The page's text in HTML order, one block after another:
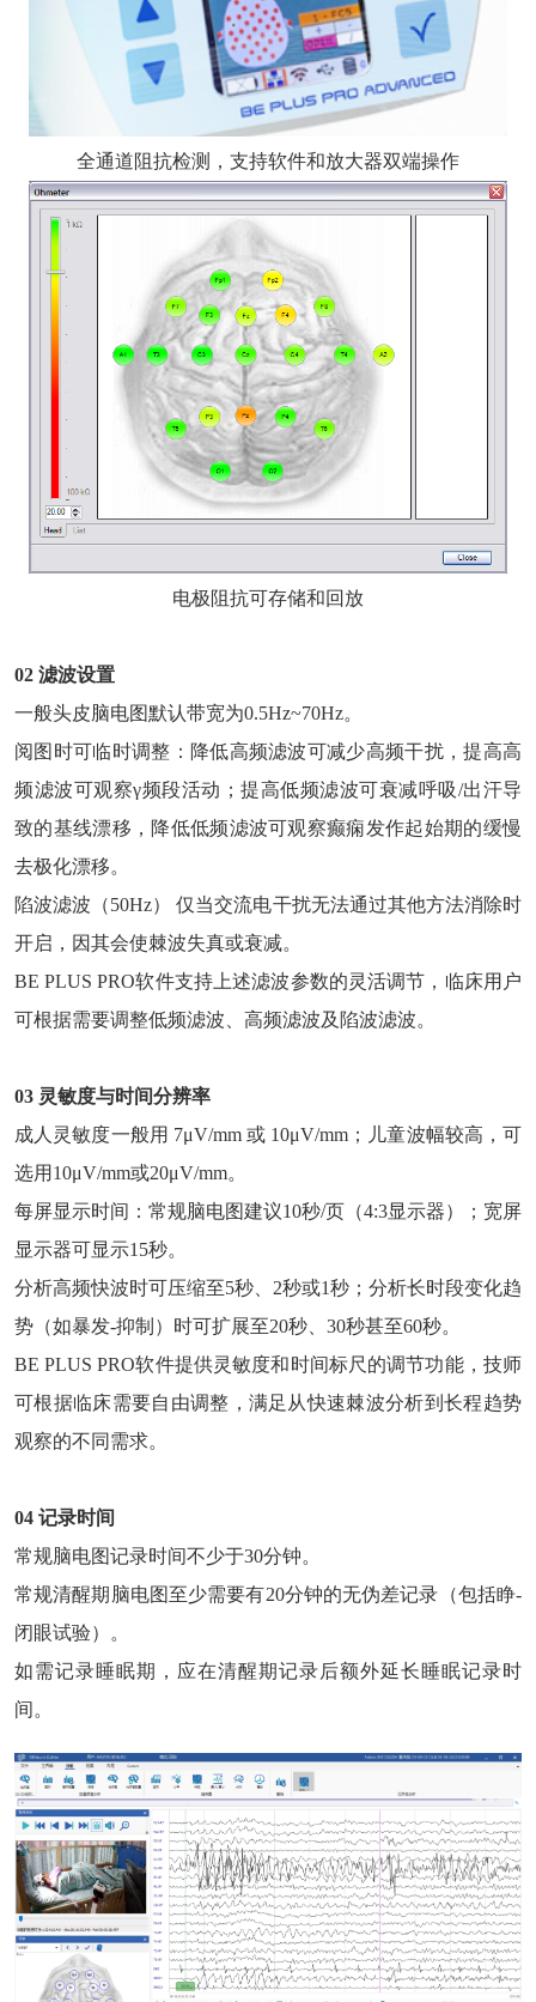
全通道阻抗检测，支持软件和放大器双端操作
电极阻抗可存储和回放
02 滤波设置
一般头皮脑电图默认带宽为0.5Hz~70Hz。
阅图时可临时调整：降低高频滤波可减少高频干扰，提高高
频滤波可观察γ频段活动；提高低频滤波可衰减呼吸/出汗导
致的基线漂移，降低低频滤波可观察癫痫发作起始期的缓慢
去极化漂移。
陷波滤波（50Hz） 仅当交流电干扰无法通过其他方法消除时
开启，因其会使棘波失真或衰减。
BE PLUS PRO软件支持上述滤波参数的灵活调节，临床用户
可根据需要调整低频滤波、高频滤波及陷波滤波。
03 灵敏度与时间分辨率
成人灵敏度一般用 7μV/mm 或 10μV/mm；儿童波幅较高，可
选用10μV/mm或20μV/mm。
每屏显示时间：常规脑电图建议10秒/页（4:3显示器）；宽屏
显示器可显示15秒。
分析高频快波时可压缩至5秒、2秒或1秒；分析长时段变化趋
势（如暴发-抑制）时可扩展至20秒、30秒甚至60秒。
BE PLUS PRO软件提供灵敏度和时间标尺的调节功能，技师
可根据临床需要自由调整，满足从快速棘波分析到长程趋势
观察的不同需求。
04 记录时间
常规脑电图记录时间不少于30分钟。
常规清醒期脑电图至少需要有20分钟的无伪差记录（包括睁-
闭眼试验）。
如需记录睡眠期，应在清醒期记录后额外延长睡眠记录时
间。